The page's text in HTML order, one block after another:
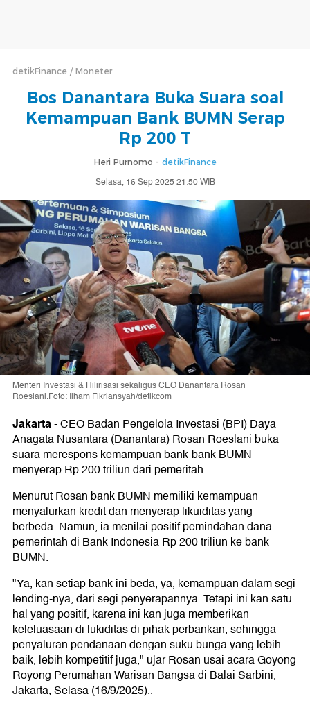
detikFinance Moneter
Bos Danantara Buka Suara soal
Kemampuan Bank BUMN Serap
Rp 200 T
Heri Purnomo - detikFinance
Selasa, 16 Sep 2025 21:50 WIB
Menteri Investasi & Hilirisasi sekaligus CEO Danantara Rosan
Roeslani.Foto: Ilham Fikriansyah/detikcom
Jakarta-CEO Badan Pengelola Investasi (BPI) Daya
Anagata Nusantara (Danantara) Rosan Roeslani buka
suara merespons kemampuan bank-bank BUMN
menyerap Rp 200 triliun dari pemeritah.
Menurut Rosan bank BUMN memiliki kemampuan
menyalurkan kredit dan menyerap likuiditas yang
berbeda. Namun, ia menilai positif pemindahan dana
pemerintah di Bank Indonesia Rp 200 triliun ke bank
BUMN.
"Ya, kan setiap bank ini beda, ya, kemampuan dalam segi
lending-nya, dari segi penyerapannya. Tetapi ini kan satu
hal yang positif, karena ini kan juga memberikan
keleluasaan di lukiditas di pihak perbankan, sehingga
penyaluran pendanaan dengan suku bunga yang lebih
baik, lebih kompetitif juga," ujar Rosan usai acara Goyong
Royong Perumahan Warisan Bangsa di Balai Sarbini,
Jakarta, Selasa (16/9/2025)..